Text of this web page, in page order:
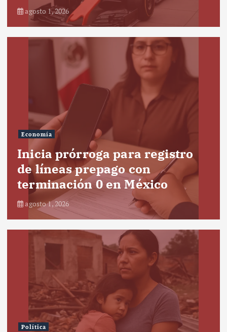
agosto 1, 2026
Economía
Inicia prórroga para registro
de líneas prepago con
terminación 0 en México
agosto 1, 2026
Política